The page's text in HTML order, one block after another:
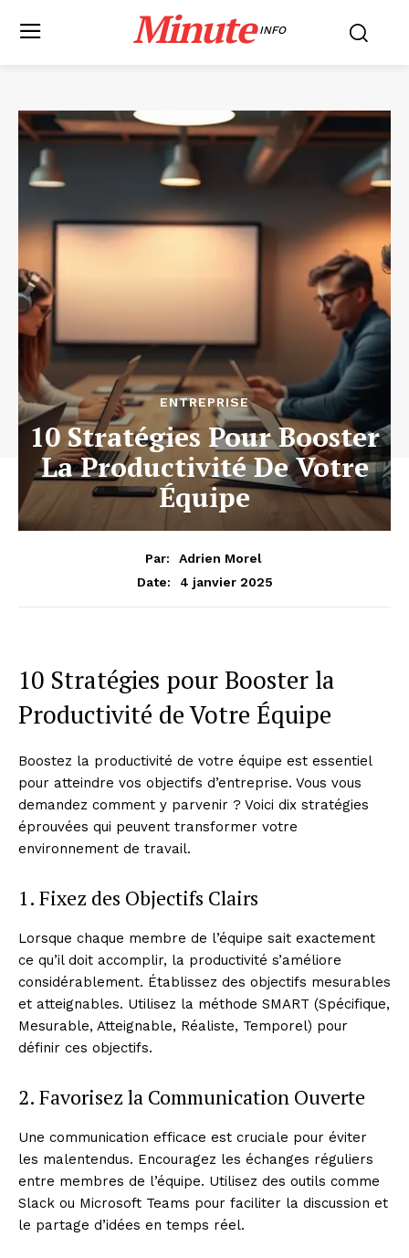
Minute INFO
ENTREPRISE
10 Stratégies Pour Booster
La Productivité De Votre
Équipe
Par:
Adrien Morel
Date:
4 janvier 2025
10 Stratégies pour Booster la
Productivité de Votre Équipe
Boostez la productivité de votre équipe est essentiel
pour atteindre vos objectifs d’entreprise. Vous vous
demandez comment y parvenir ? Voici dix stratégies
éprouvées qui peuvent transformer votre
environnement de travail.
1. Fixez des Objectifs Clairs
Lorsque chaque membre de l’équipe sait exactement
ce qu’il doit accomplir, la productivité s’améliore
considérablement. Établissez des objectifs mesurables
et atteignables. Utilisez la méthode SMART (Spécifique,
Mesurable, Atteignable, Réaliste, Temporel) pour
définir ces objectifs.
2. Favorisez la Communication Ouverte
Une communication efficace est cruciale pour éviter
les malentendus. Encouragez les échanges réguliers
entre membres de l’équipe. Utilisez des outils comme
Slack ou Microsoft Teams pour faciliter la discussion et
le partage d’idées en temps réel.